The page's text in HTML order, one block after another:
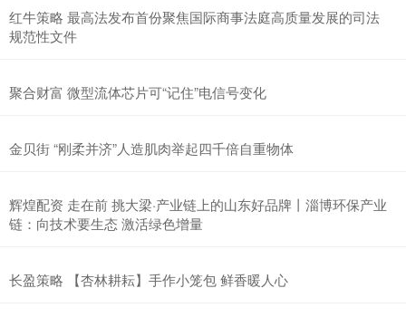
红牛策略 最高法发布首份聚焦国际商事法庭高质量发展的司法
规范性文件
聚合财富 微型流体芯片可“记住”电信号变化
金贝街 “刚柔并济”人造肌肉举起四千倍自重物体
辉煌配资 走在前 挑大梁·产业链上的山东好品牌丨淄博环保产业
链：向技术要生态 激活绿色增量
长盈策略 【杏林耕耘】手作小笼包 鲜香暖人心